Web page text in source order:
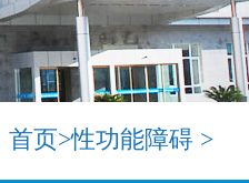
首页>性功能障碍 >